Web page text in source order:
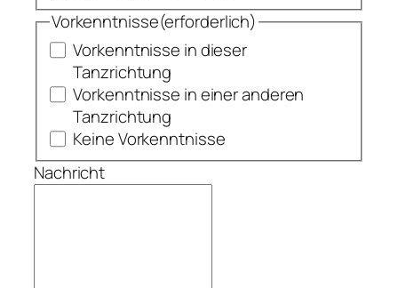
Vorkenntnisse(erforderlich)
Vorkenntnisse in dieser
Tanzrichtung
Vorkenntnisse in einer anderen
Tanzrichtung
Keine Vorkenntnisse
Nachricht